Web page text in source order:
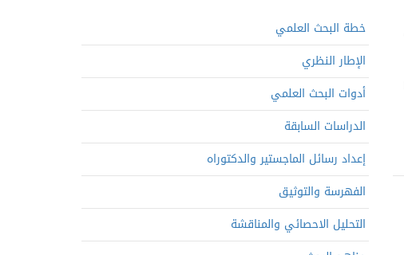
خطة البحث العلمي
الإطار النظري
أدوات البحث العلمي
الدراسات السابقة
إعداد رسائل الماجستير والدكتوراه
الفهرسة والتوثيق
التحليل الاحصائي والمناقشة